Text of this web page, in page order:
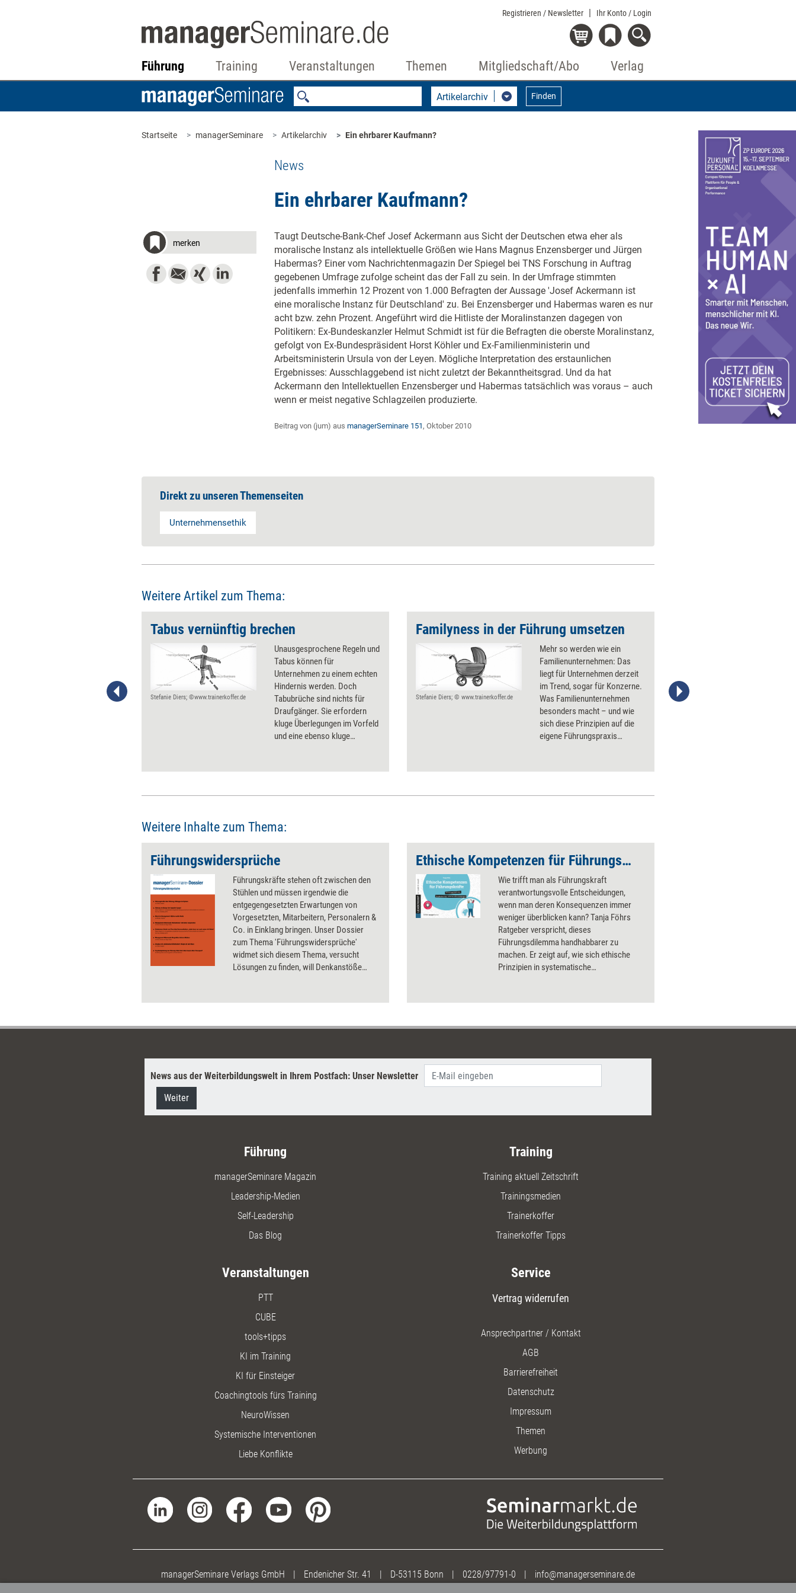
Registrieren / Newsletter Ihr Konto / Login
Führung Training Veranstaltungen Themen Mitgliedschaft/Abo Verlag
Artikelarchiv Finden
Startseite managerSeminare Artikelarchiv Ein ehrbarer Kaufmann?
News
Ein ehrbarer Kaufmann?
merken
Taugt Deutsche-Bank-Chef Josef Ackermann aus Sicht der Deutschen etwa eher als
moralische Instanz als intellektuelle Größen wie Hans Magnus Enzensberger und Jürgen
Habermas? Einer vom Nachrichtenmagazin Der Spiegel bei TNS Forschung in Auftrag
gegebenen Umfrage zufolge scheint das der Fall zu sein. In der Umfrage stimmten
jedenfalls immerhin 12 Prozent von 1.000 Befragten der Aussage 'Josef Ackermann ist
eine moralische Instanz für Deutschland' zu. Bei Enzensberger und Habermas waren es nur
acht bzw. zehn Prozent. Angeführt wird die Hitliste der Moralinstanzen dagegen von
Politikern: Ex-Bundeskanzler Helmut Schmidt ist für die Befragten die oberste Moralinstanz,
gefolgt von Ex-Bundespräsident Horst Köhler und Ex-Familienministerin und
Arbeitsministerin Ursula von der Leyen. Mögliche Interpretation des erstaunlichen
Ergebnisses: Ausschlaggebend ist nicht zuletzt der Bekanntheitsgrad. Und da hat
Ackermann den Intellektuellen Enzensberger und Habermas tatsächlich was voraus – auch
wenn er meist negative Schlagzeilen produzierte.
Beitrag von (jum) aus managerSeminare 151, Oktober 2010
Direkt zu unseren Themenseiten
Unternehmensethik
Weitere Artikel zum Thema:
Unternehmen die Chance auf
Flexibilität und Innovativität –
Tabus vernünftig ­brechen
Stefanie Diers; ©www.trainerkoffer.de
Unausgesprochene Regeln und
Tabus können für
Unternehmen zu einem echten
Hindernis werden. Doch
Tabubrüche sind nichts für
Draufgänger. Sie erfordern
kluge Überlegungen im Vorfeld
und eine ebenso kluge
Familyness in der ­Führung umsetzen
Stefanie Diers; © www.trainerkoffer.de
Mehr so werden wie ein
Familienunternehmen: Das
liegt für Unternehmen derzeit
im Trend, sogar für Konzerne.
Was Familienunternehmen
besonders macht – und wie
sich diese Prinzipien auf die
eigene Führungspraxis
stefanie Diers; ©
Weitere Inhalte zum Thema:
Führungswidersprüche
Führungskräfte stehen oft zwischen den
Stühlen und müssen irgendwie die
entgegengesetzten Erwartungen von
Vorgesetzten, Mitarbeitern, Personalern &
Co. in Einklang bringen. Unser Dossier
zum Thema 'Führungswidersprüche'
widmet sich diesem Thema, versucht
Lösungen zu finden, will Denkanstöße
Ethische Kompetenzen für Führungskräfte
Wie trifft man als Führungskraft
verantwortungsvolle Entscheidungen,
wenn man deren Konsequenzen immer
weniger überblicken kann? Tanja Föhrs
Ratgeber verspricht, dieses
Führungsdilemma handhabbarer zu
machen. Er zeigt auf, wie sich ethische
Prinzipien in systematische
Werkzeuge und Strategien vor, um
und im Interesse aller zu gestalten –
Entscheidungen, mit denen wir auch in
News aus der Weiterbildungswelt in Ihrem Postfach: Unser Newsletter
Weiter
Führung
managerSeminare Magazin
Leadership-Medien
Self-Leadership
Das Blog
Training
Training aktuell Zeitschrift
Trainingsmedien
Trainerkoffer
Trainerkoffer Tipps
Veranstaltungen
PTT
CUBE
tools+tipps
KI im Training
KI für Einsteiger
Coachingtools fürs Training
NeuroWissen
Systemische Interventionen
Liebe Konflikte
Service
Vertrag widerrufen
Ansprechpartner / Kontakt
AGB
Barrierefreiheit
Datenschutz
Impressum
Themen
Werbung
managerSeminare Verlags GmbH | Endenicher Str. 41 | D-53115 Bonn | 0228/97791-0 | info@managerseminare.de